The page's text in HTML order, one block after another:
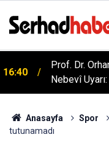
16:40
Prof. Dr.
Nebevî
Anasayfa Spor
tutunamadı